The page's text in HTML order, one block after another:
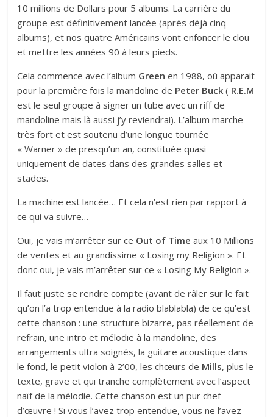
10 millions de Dollars pour 5 albums. La carrière du
groupe est définitivement lancée (après déjà cinq
albums), et nos quatre Américains vont enfoncer le clou
et mettre les années 90 à leurs pieds.
Cela commence avec l’album Green en 1988, où apparait
pour la première fois la mandoline de Peter Buck ( R.E.M
est le seul groupe à signer un tube avec un riff de
mandoline mais là aussi j’y reviendrai). L’album marche
très fort et est soutenu d’une longue tournée
« Warner » de presqu’un an, constituée quasi
uniquement de dates dans des grandes salles et
stades.
La machine est lancée… Et cela n’est rien par rapport à
ce qui va suivre…
Oui, je vais m’arrêter sur ce Out of Time aux 10 Millions
de ventes et au grandissime « Losing my Religion ». Et
donc oui, je vais m’arrêter sur ce « Losing My Religion ».
Il faut juste se rendre compte (avant de râler sur le fait
qu’on l’a trop entendue à la radio blablabla) de ce qu’est
cette chanson : une structure bizarre, pas réellement de
refrain, une intro et mélodie à la mandoline, des
arrangements ultra soignés, la guitare acoustique dans
le fond, le petit violon à 2’00, les chœurs de Mills, plus le
texte, grave et qui tranche complètement avec l’aspect
naïf de la mélodie. Cette chanson est un pur chef
d’œuvre ! Si vous l’avez trop entendue, vous ne l’avez